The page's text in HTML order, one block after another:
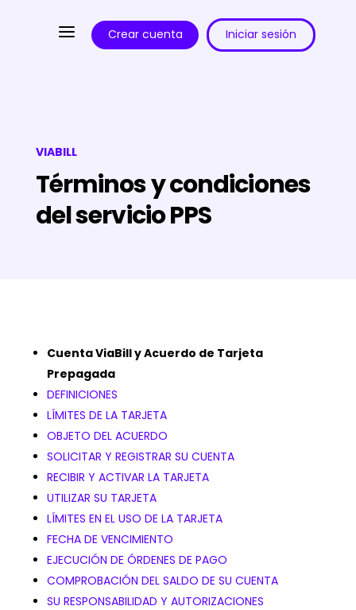
a Crear cuenta Iniciar sesión
VIABILL
Términos y condiciones
del servicio PPS
Cuenta ViaBill y Acuerdo de Tarjeta
Prepagada
DEFINICIONES
LÍMITES DE LA TARJETA
OBJETO DEL ACUERDO
SOLICITAR Y REGISTRAR SU CUENTA
RECIBIR Y ACTIVAR LA TARJETA
UTILIZAR SU TARJETA
LÍMITES EN EL USO DE LA TARJETA
FECHA DE VENCIMIENTO
EJECUCIÓN DE ÓRDENES DE PAGO
COMPROBACIÓN DEL SALDO DE SU CUENTA
SU RESPONSABILIDAD Y AUTORIZACIONES